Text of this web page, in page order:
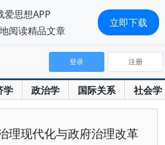
学 政治学 国际关系 社会学
登录 注册
理现代化与政府治理改革
爱思想APP
阅读精品文章
立即下载